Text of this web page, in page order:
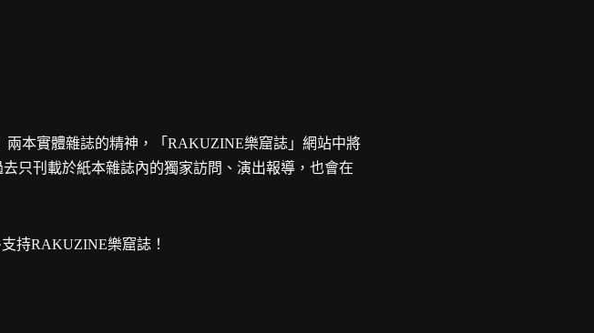
本實體雜誌的精神，「RAKUZINE樂窟誌」網站中將
只刊載於紙本雜誌內的獨家訪問、演出報導，也會在
持RAKUZINE樂窟誌！